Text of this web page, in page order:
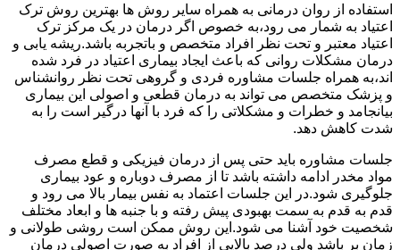
استفاده از روان درمانی به همراه سایر روش ها بهترین روش ترک
اعتیاد به شمار می رود،به خصوص اگر درمان در یک مرکز ترک
اعتیاد معتبر و تحت نظر افراد متخصص و باتجربه باشد.ریشه یابی و
درمان مشکلات روانی که باعث ایجاد بیماری اعتیاد در فرد شده
اند،به همراه جلسات مشاوره فردی و گروهی تحت نظر روانشناس
و پزشک متخصص می تواند به درمان قطعی و اصولی این بیماری
بیانجامد و خطرات و مشکلاتی را که فرد با آنها درگیر است را به
شدت کاهش دهد.
جلسات مشاوره باید حتی پس از درمان فیزیکی و قطع مصرف
مواد مخدر ادامه داشته باشد تا از مصرف دوباره و عود بیماری
جلوگیری شود.در این جلسات اعتماد به نفس بیمار بالا می رود و
قدم به قدم به سمت بهبودی پیش رفته و با جنبه ها و ابعاد مختلف
شخصیت خود آشنا می شود.این روش ممکن است روشی طولانی و
زمان بر باشد ولی درصد بالایی از افراد به صورت اصولی درمان